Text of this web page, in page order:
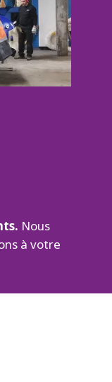
Nous
à votre